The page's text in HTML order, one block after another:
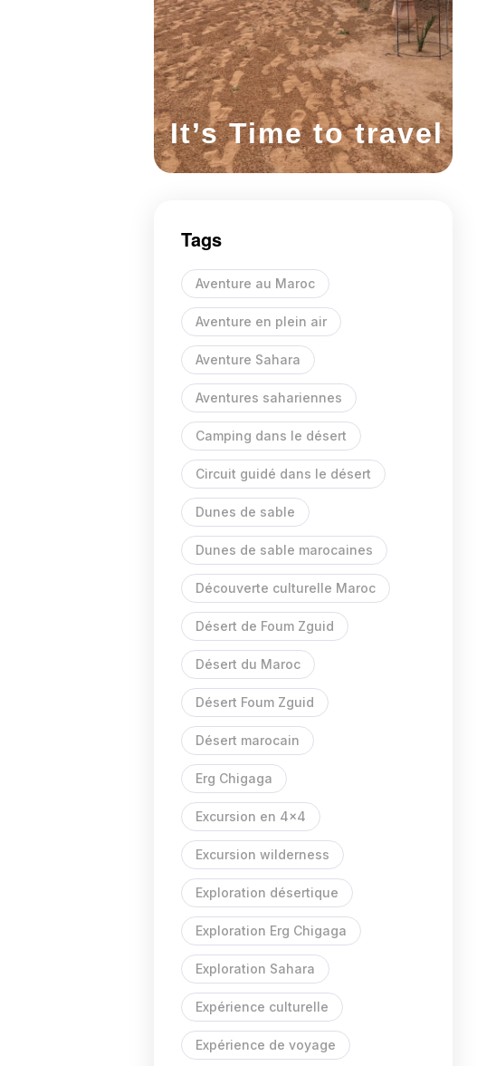
It’s Time to travel
Tags
Aventure au Maroc
Aventure en plein air
Aventure Sahara
Aventures sahariennes
Camping dans le désert
Circuit guidé dans le désert
Dunes de sable
Dunes de sable marocaines
Découverte culturelle Maroc
Désert de Foum Zguid
Désert du Maroc
Désert Foum Zguid
Désert marocain
Erg Chigaga
Excursion en 4x4
Excursion wilderness
Exploration désertique
Exploration Erg Chigaga
Exploration Sahara
Expérience culturelle
Expérience de voyage